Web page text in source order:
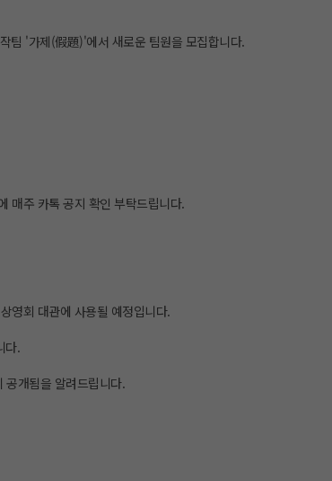
팀 '가제(假題)'에서 새로운 팀원을 모집합니다.
매주 카톡 공지 확인 부탁드립니다.
영회 대관에 사용될 예정입니다.
다.
개됨을 알려드립니다.